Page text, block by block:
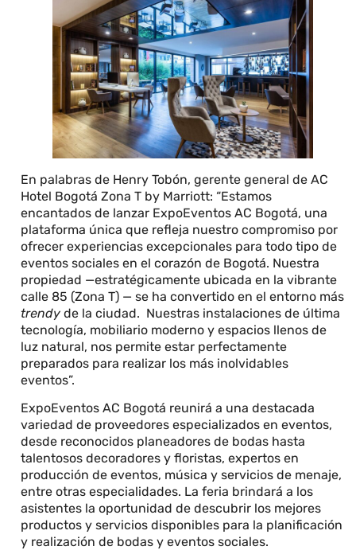
En palabras de Henry Tobón, gerente general de AC
Hotel Bogotá Zona T by Marriott: “Estamos
encantados de lanzar ExpoEventos AC Bogotá, una
plataforma única que refleja nuestro compromiso por
ofrecer experiencias excepcionales para todo tipo de
eventos sociales en el corazón de Bogotá. Nuestra
propiedad —estratégicamente ubicada en la vibrante
calle 85 (Zona T) — se ha convertido en el entorno más
trendy de la ciudad. Nuestras instalaciones de última
tecnología, mobiliario moderno y espacios llenos de
luz natural, nos permite estar perfectamente
preparados para realizar los más inolvidables
eventos”.
ExpoEventos AC Bogotá reunirá a una destacada
variedad de proveedores especializados en eventos,
desde reconocidos planeadores de bodas hasta
talentosos decoradores y floristas, expertos en
producción de eventos, música y servicios de menaje,
entre otras especialidades. La feria brindará a los
asistentes la oportunidad de descubrir los mejores
productos y servicios disponibles para la planificación
y realización de bodas y eventos sociales.